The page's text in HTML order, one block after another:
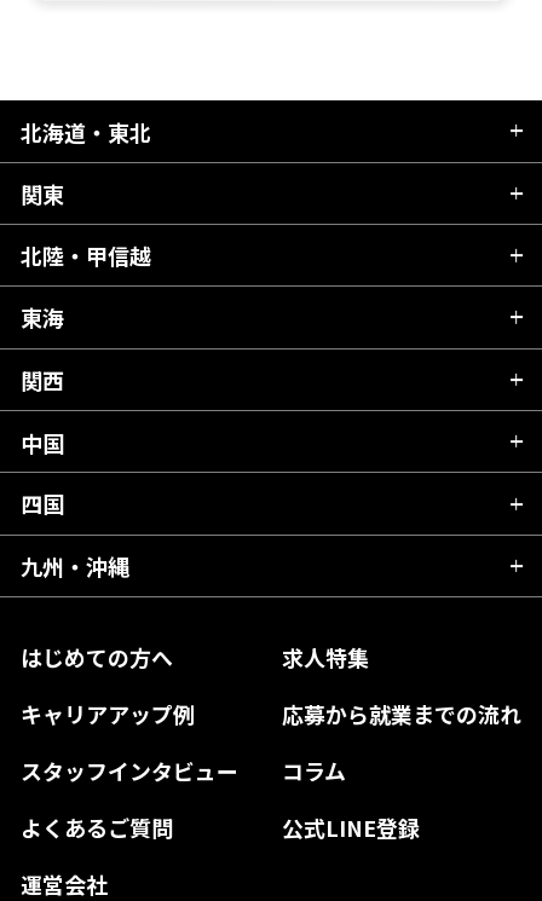
はじめての方へ
求人特集
キャリアアップ例
応募から就業までの流れ
スタッフインタビュー
コラム
よくあるご質問
公式LINE登録
運営会社
北海道・東北
北海道
青森県
秋田県
岩手県
宮城県
福島県
関東
茨城県
栃木県
群馬県
千葉県
東京都
神奈川県
北陸・甲信越
新潟県
富山県
石川県
山梨県
長野県
東海
岐阜県
静岡県
愛知県
関西
滋賀県
京都府
大阪府
奈良県
和歌山県
中国
広島県
岡山県
島根県
山口県
四国
愛媛県
徳島県
九州・沖縄
熊本県